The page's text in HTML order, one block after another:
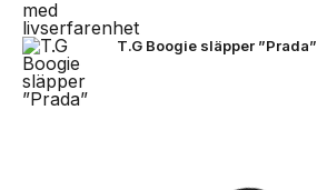
T.G Boogie släpper ”Prada”